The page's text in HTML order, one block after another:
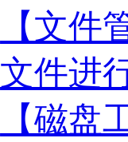
【文件
文件进
【磁盘